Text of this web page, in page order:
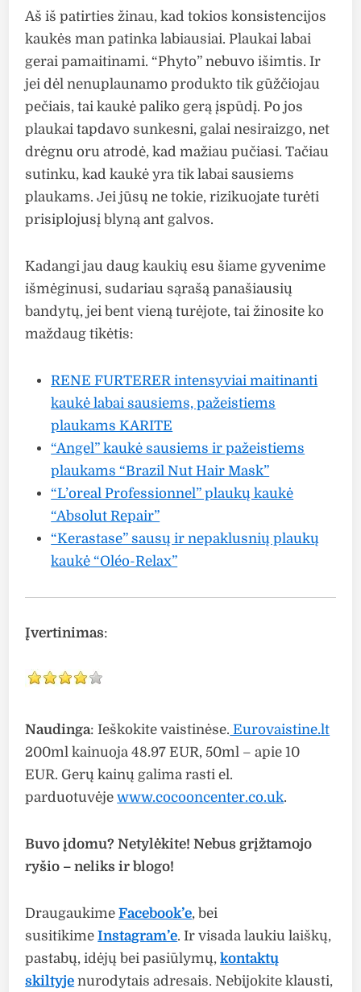
Aš iš patirties žinau, kad tokios konsistencijos
kaukės man patinka labiausiai. Plaukai labai
gerai pamaitinami. “Phyto” nebuvo išimtis. Ir
jei dėl nenuplaunamo produkto tik gūžčiojau
pečiais, tai kaukė paliko gerą įspūdį. Po jos
plaukai tapdavo sunkesni, galai nesiraizgo, net
drėgnu oru atrodė, kad mažiau pučiasi. Tačiau
sutinku, kad kaukė yra tik labai sausiems
plaukams. Jei jūsų ne tokie, rizikuojate turėti
prisiplojusį blyną ant galvos.
Kadangi jau daug kaukių esu šiame gyvenime
išmėginusi, sudariau sąrašą panašiausių
bandytų, jei bent vieną turėjote, tai žinosite ko
maždaug tikėtis:
RENE FURTERER intensyviai maitinanti
kaukė labai sausiems, pažeistiems
plaukams KARITE
“Angel” kaukė sausiems ir pažeistiems
plaukams “Brazil Nut Hair Mask”
“L’oreal Professionnel” plaukų kaukė
“Absolut Repair”
“Kerastase” sausų ir nepaklusnių plaukų
kaukė “Oléo-Relax”
Įvertinimas:
Naudinga: Ieškokite vaistinėse. Eurovaistine.lt
200ml kainuoja 48.97 EUR, 50ml – apie 10
EUR. Gerų kainų galima rasti el.
parduotuvėjewww.cocooncenter.co.uk.
Buvo įdomu? Netylėkite! Nebus grįžtamojo
ryšio – neliks ir blogo!
DraugaukimeFacebook’e, bei
susitikimeInstagram’e. Ir visada laukiu laiškų,
pastabų, idėjų bei pasiūlymų,kontaktų
skiltyje nurodytais adresais. Nebijokite klausti,